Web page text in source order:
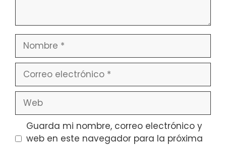
Nombre
Correo
electrónico
Web
Guarda mi nombre, correo electrónico y
web en este navegador para la próxima